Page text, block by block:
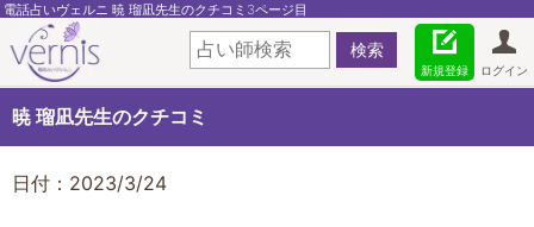
電話占いヴェルニ 暁 瑠凪先生のクチコミ3ページ目
ログイン
新規登録
暁 瑠凪先生のクチコミ
日付：2023/3/24